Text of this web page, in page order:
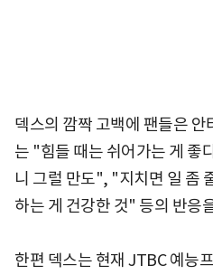
덱스의 깜짝 고백에 팬들은 안
는 "힘들 때는 쉬어가는 게 좋
니 그럴 만도", "지치면 일 좀
하는 게 건강한 것" 등의 반응
한편 덱스는 현재 JTBC 예능